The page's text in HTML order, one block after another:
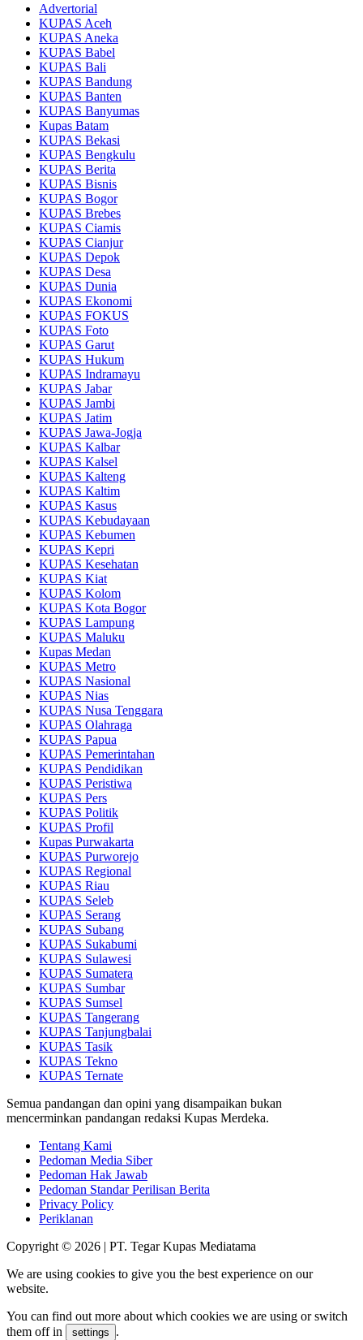
Advertorial
KUPAS Aceh
KUPAS Aneka
KUPAS Babel
KUPAS Bali
KUPAS Bandung
KUPAS Banten
KUPAS Banyumas
Kupas Batam
KUPAS Bekasi
KUPAS Bengkulu
KUPAS Berita
KUPAS Bisnis
KUPAS Bogor
KUPAS Brebes
KUPAS Ciamis
KUPAS Cianjur
KUPAS Depok
KUPAS Desa
KUPAS Dunia
KUPAS Ekonomi
KUPAS FOKUS
KUPAS Foto
KUPAS Garut
KUPAS Hukum
KUPAS Indramayu
KUPAS Jabar
KUPAS Jambi
KUPAS Jatim
KUPAS Jawa-Jogja
KUPAS Kalbar
KUPAS Kalsel
KUPAS Kalteng
KUPAS Kaltim
KUPAS Kasus
KUPAS Kebudayaan
KUPAS Kebumen
KUPAS Kepri
KUPAS Kesehatan
KUPAS Kiat
KUPAS Kolom
KUPAS Kota Bogor
KUPAS Lampung
KUPAS Maluku
Kupas Medan
KUPAS Metro
KUPAS Nasional
KUPAS Nias
KUPAS Nusa Tenggara
KUPAS Olahraga
KUPAS Papua
KUPAS Pemerintahan
KUPAS Pendidikan
KUPAS Peristiwa
KUPAS Pers
KUPAS Politik
KUPAS Profil
Kupas Purwakarta
KUPAS Purworejo
KUPAS Regional
KUPAS Riau
KUPAS Seleb
KUPAS Serang
KUPAS Subang
KUPAS Sukabumi
KUPAS Sulawesi
KUPAS Sumatera
KUPAS Sumbar
KUPAS Sumsel
KUPAS Tangerang
KUPAS Tanjungbalai
KUPAS Tasik
KUPAS Tekno
KUPAS Ternate
Semua pandangan dan opini yang disampaikan bukan
mencerminkan pandangan redaksi Kupas Merdeka.
Tentang Kami
Pedoman Media Siber
Pedoman Hak Jawab
Pedoman Standar Perilisan Berita
Privacy Policy
Periklanan
Copyright © 2026 | PT. Tegar Kupas Mediatama
We are using cookies to give you the best experience on our
website.
You can find out more about which cookies we are using or switch
them off in
settings .